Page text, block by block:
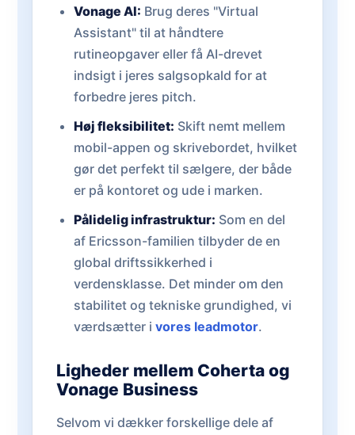
Vonage AI: Brug deres "Virtual
Assistant" til at håndtere
rutineopgaver eller få AI-drevet
indsigt i jeres salgsopkald for at
forbedre jeres pitch.
Høj fleksibilitet: Skift nemt mellem
mobil-appen og skrivebordet, hvilket
gør det perfekt til sælgere, der både
er på kontoret og ude i marken.
Pålidelig infrastruktur: Som en del
af Ericsson-familien tilbyder de en
global driftssikkerhed i
verdensklasse. Det minder om den
stabilitet og tekniske grundighed, vi
værdsætter i vores leadmotor.
Ligheder mellem Coherta og
Vonage Business
Selvom vi dækker forskellige dele af